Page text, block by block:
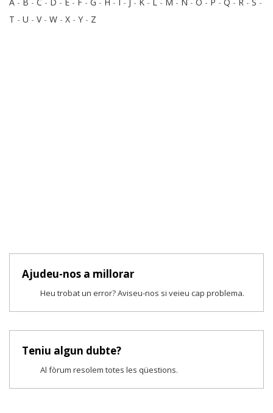
T - U - V- W - X - Y - Z
Ajudeu-nos a millorar
Heu trobat un error? Aviseu-nos si veieu cap problema.
Teniu algun dubte?
Al fòrum resolem totes les qüestions.